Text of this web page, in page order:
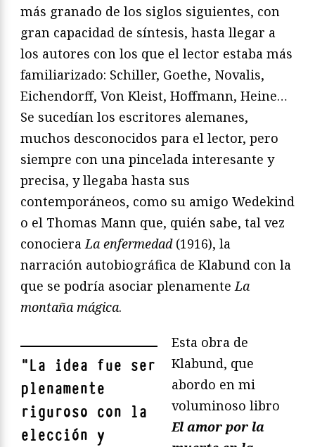
más granado de los siglos siguientes, con
gran capacidad de síntesis, hasta llegar a
los autores con los que el lector estaba más
familiarizado: Schiller, Goethe, Novalis,
Eichendorff, Von Kleist, Hoffmann, Heine…
Se sucedían los escritores alemanes,
muchos desconocidos para el lector, pero
siempre con una pincelada interesante y
precisa, y llegaba hasta sus
contemporáneos, como su amigo Wedekind
o el Thomas Mann que, quién sabe, tal vez
conocieraLa enfermedad(1916), la
narración autobiográfica de Klabund con la
que se podría asociar plenamenteLa
montaña mágica.
"La idea fue ser
plenamente
riguroso con la
elección y
Esta obra de
Klabund, que
abordo en mi
voluminoso libro
El amor por la